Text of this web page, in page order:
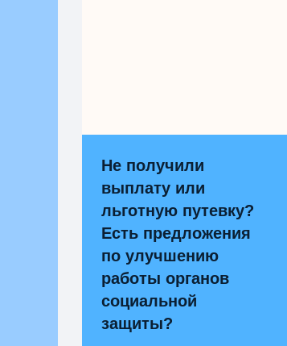
Не получили
выплату или
льготную путевку?
Есть предложения
по улучшению
работы органов
социальной
защиты?